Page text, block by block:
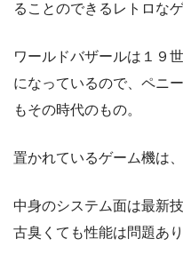
ることのできるレトロな
ワールドバザールは１９
になっているので、ペニ
もその時代のもの。
置かれているゲーム機は
中身のシステム面は最新
古臭くても性能は問題あり